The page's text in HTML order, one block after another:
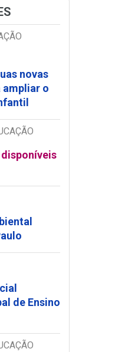
novas
ampliar o
de Ensino